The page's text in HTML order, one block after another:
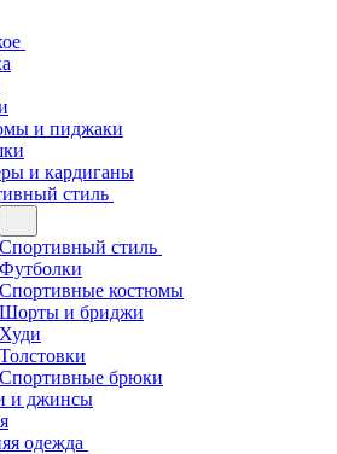
и пиджаки
и кардиганы
стиль
Спортивный стиль
Футболки
Спортивные костюмы
Шорты и бриджи
Худи
Толстовки
Спортивные брюки
и джинсы
одежда